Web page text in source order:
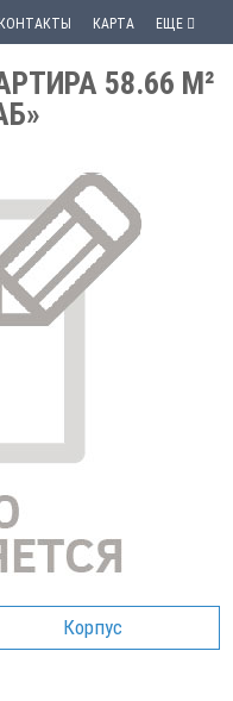
КОНТАКТЫ КАРТА ЕЩЕ
58.66 М²
Корпус